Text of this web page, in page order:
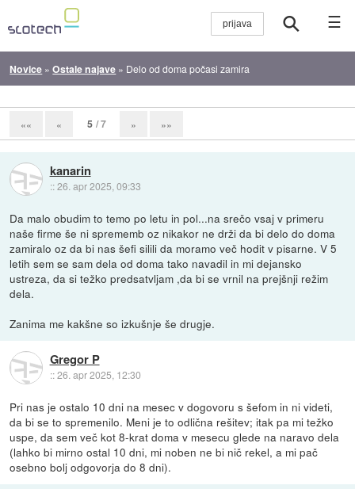
☰
Novice »Ostale najave » Delo od doma počasi zamira
«« « 5 / 7 » »»
kanarin
::26. apr 2025, 09:33
Da malo obudim to temo po letu in pol...na srečo vsaj v primeru
naše firme še ni sprememb oz nikakor ne drži da bi delo do doma
zamiralo oz da bi nas šefi silili da moramo več hodit v pisarne. V 5
letih sem se sam dela od doma tako navadil in mi dejansko
ustreza, da si težko predsatvljam ,da bi se vrnil na prejšnji režim
dela.
Zanima me kakšne so izkušnje še drugje.
Gregor P
::26. apr 2025, 12:30
Pri nas je ostalo 10 dni na mesec v dogovoru s šefom in ni videti,
da bi se to spremenilo. Meni je to odlična rešitev; itak pa mi težko
uspe, da sem več kot 8-krat doma v mesecu glede na naravo dela
(lahko bi mirno ostal 10 dni, mi noben ne bi nič rekel, a mi pač
osebno bolj odgovorja do 8 dni).